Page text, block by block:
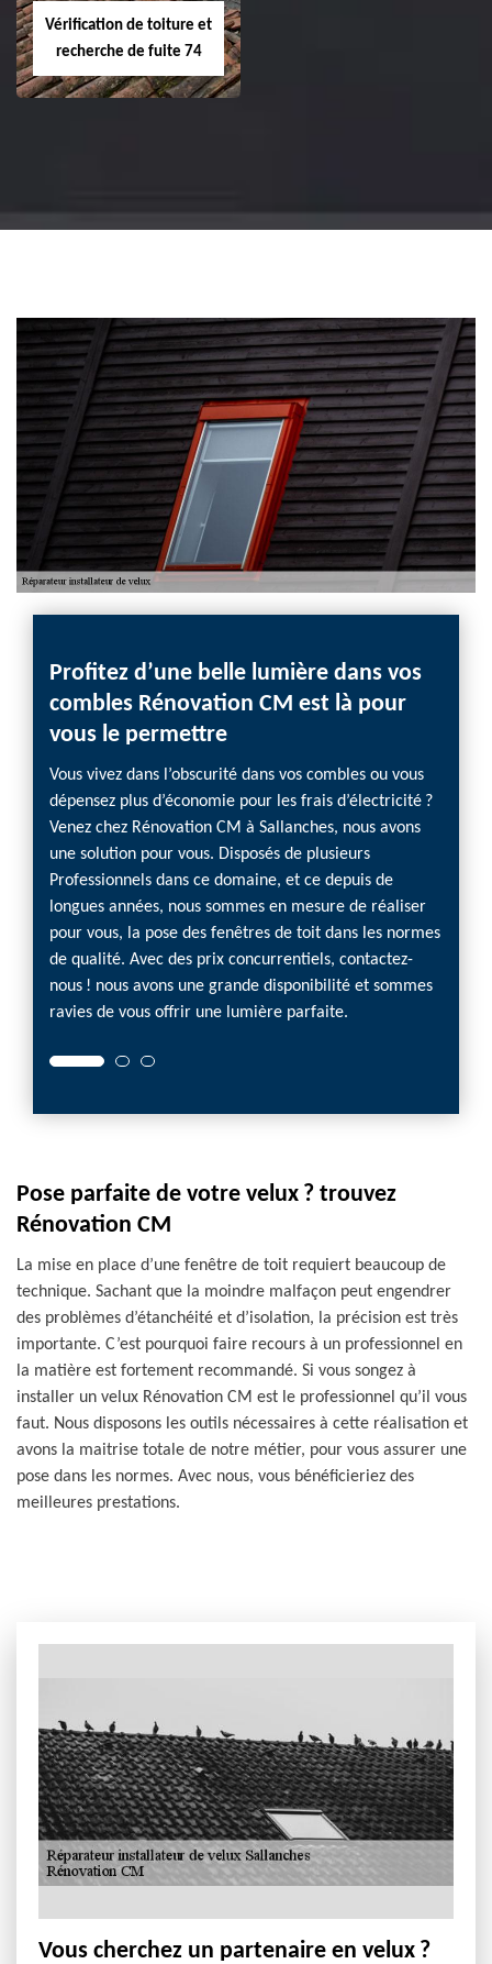
Vérification de toiture et
recherche de fuite 74
Profitez d’une belle lumière dans vos
combles Rénovation CM est là pour
vous le permettre
Vous vivez dans l’obscurité dans vos combles ou vous
dépensez plus d’économie pour les frais d’électricité ?
Venez chez Rénovation CM à Sallanches, nous avons
une solution pour vous. Disposés de plusieurs
Professionnels dans ce domaine, et ce depuis de
longues années, nous sommes en mesure de réaliser
pour vous, la pose des fenêtres de toit dans les normes
de qualité. Avec des prix concurrentiels, contactez-
nous ! nous avons une grande disponibilité et sommes
ravies de vous offrir une lumière parfaite.
Pose parfaite de votre velux ? trouvez
Rénovation CM
La mise en place d’une fenêtre de toit requiert beaucoup de
technique. Sachant que la moindre malfaçon peut engendrer
des problèmes d’étanchéité et d’isolation, la précision est très
importante. C’est pourquoi faire recours à un professionnel en
la matière est fortement recommandé. Si vous songez à
installer un velux Rénovation CM est le professionnel qu’il vous
faut. Nous disposons les outils nécessaires à cette réalisation et
avons la maitrise totale de notre métier, pour vous assurer une
pose dans les normes. Avec nous, vous bénéficieriez des
meilleures prestations.
Vous cherchez un partenaire en velux ?